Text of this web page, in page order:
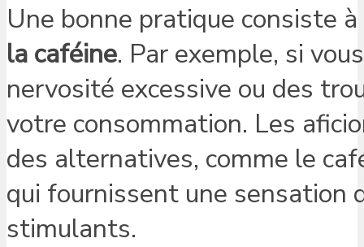
Une bonne pratique consiste
la caféine. Par exemple, si
nervosité excessive ou des
votre consommation. Les
des alternatives, comme le
qui fournissent une sensation
stimulants.